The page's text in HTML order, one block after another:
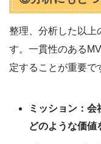
整理、分析した以上
す。一貫性のある
定することが重要で
ミッション：会
どのような価値